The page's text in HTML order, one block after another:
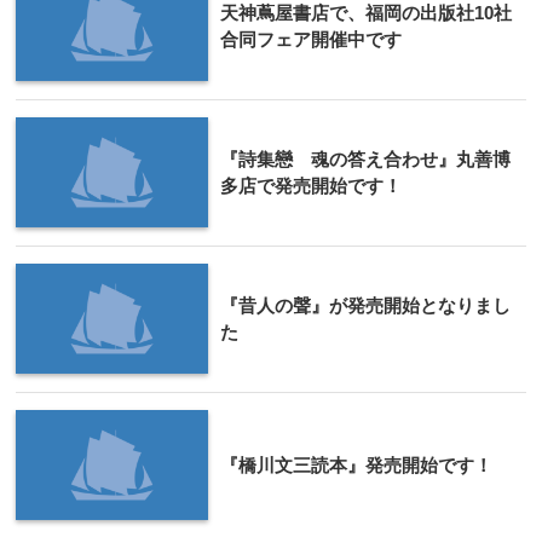
天神蔦屋書店で、福岡の出版社10社
合同フェア開催中です
『詩集戀 魂の答え合わせ』丸善博
多店で発売開始です！
『昔人の聲』が発売開始となりまし
た
『橋川文三読本』発売開始です！